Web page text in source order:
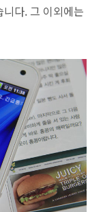
다. 그 이외에는